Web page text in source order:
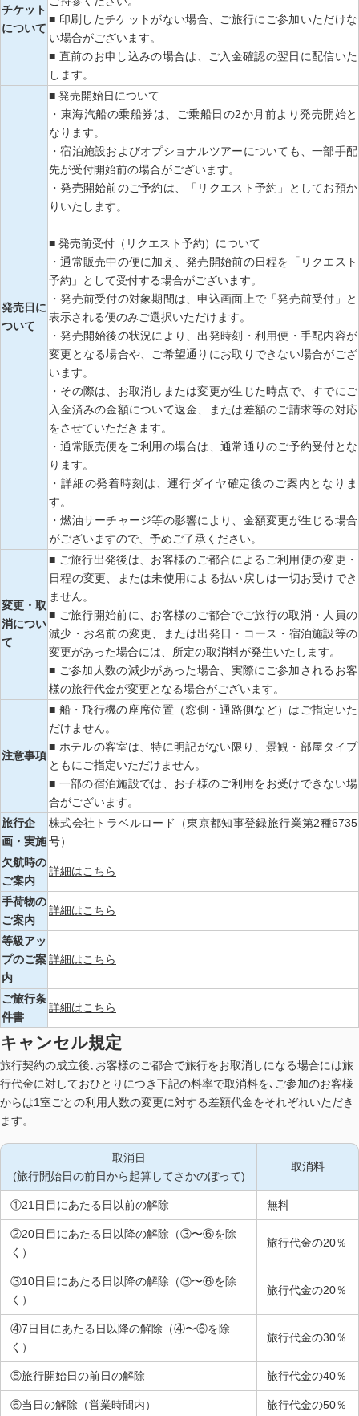
チケット
について
■ 印刷したチケットがない場合、ご旅行にご参加いただけな
い場合がございます。
■ 直前のお申し込みの場合は、ご入金確認の翌日に配信いた
します。
発売日に
ついて
■ 発売開始日について
・東海汽船の乗船券は、ご乗船日の2か月前より発売開始と
なります。
・宿泊施設およびオプショナルツアーについても、一部手配
先が受付開始前の場合がございます。
・発売開始前のご予約は、「リクエスト予約」としてお預か
りいたします。
■ 発売前受付（リクエスト予約）について
・通常販売中の便に加え、発売開始前の日程を「リクエスト
予約」として受付する場合がございます。
・発売前受付の対象期間は、申込画面上で「発売前受付」と
表示される便のみご選択いただけます。
・発売開始後の状況により、出発時刻・利用便・手配内容が
変更となる場合や、ご希望通りにお取りできない場合がござ
います。
・その際は、お取消しまたは変更が生じた時点で、すでにご
入金済みの金額について返金、または差額のご請求等の対応
をさせていただきます。
・通常販売便をご利用の場合は、通常通りのご予約受付とな
ります。
・詳細の発着時刻は、運行ダイヤ確定後のご案内となりま
す。
・燃油サーチャージ等の影響により、金額変更が生じる場合
がございますので、予めご了承ください。
変更・取
消につい
て
■ ご旅行出発後は、お客様のご都合によるご利用便の変更・
日程の変更、または未使用による払い戻しは一切お受けでき
ません。
■ ご旅行開始前に、お客様のご都合でご旅行の取消・人員の
減少・お名前の変更、または出発日・コース・宿泊施設等の
変更があった場合には、所定の取消料が発生いたします。
■ ご参加人数の減少があった場合、実際にご参加されるお客
様の旅行代金が変更となる場合がございます。
注意事項
■ 船・飛行機の座席位置（窓側・通路側など）はご指定いた
だけません。
■ ホテルの客室は、特に明記がない限り、景観・部屋タイプ
ともにご指定いただけません。
■ 一部の宿泊施設では、お子様のご利用をお受けできない場
合がございます。
旅行企
画・実施
株式会社トラベルロード（東京都知事登録旅行業第2種6735
号）
欠航時の
ご案内
詳細はこちら
手荷物の
ご案内
詳細はこちら
等級アッ
プのご案
内
詳細はこちら
ご旅行条
件書
詳細はこちら
キャンセル規定
旅行契約の成立後､お客様のご都合で旅行をお取消しになる場合には旅
行代金に対しておひとりにつき下記の料率で取消料を､ご参加のお客様
からは1室ごとの利用人数の変更に対する差額代金をそれぞれいただき
ます。
取消日
(旅行開始日の前日から起算してさかのぼって)
取消料
①21日目にあたる日以前の解除 無料
②20日目にあたる日以降の解除（③〜⑥を除
く）
旅行代金の20％
③10日目にあたる日以降の解除（③〜⑥を除
く）
旅行代金の20％
④7日目にあたる日以降の解除（④〜⑥を除
く）
旅行代金の30％
⑤旅行開始日の前日の解除 旅行代金の40％
⑥当日の解除（営業時間内） 旅行代金の50％